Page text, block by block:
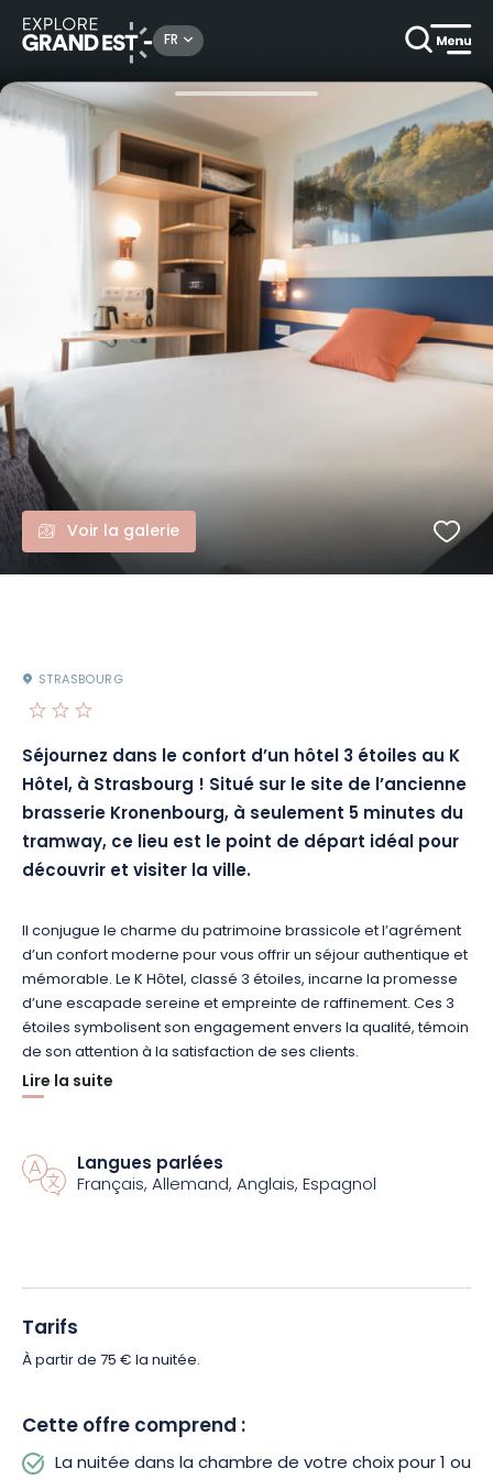
FR
Hôtels Nuitée au K Hôtel à Strasbourg
Voir la galerie
STRASBOURG
Séjournez dans le confort d’un hôtel 3 étoiles au K
Hôtel, à Strasbourg ! Situé sur le site de l’ancienne
brasserie Kronenbourg, à seulement 5 minutes du
tramway, ce lieu est le point de départ idéal pour
découvrir et visiter la ville.
Il conjugue le charme du patrimoine brassicole et l’agrément
d’un confort moderne pour vous offrir un séjour authentique et
mémorable. Le K Hôtel, classé 3 étoiles, incarne la promesse
d’une escapade sereine et empreinte de raffinement. Ces 3
étoiles symbolisent son engagement envers la qualité, témoin
de son attention à la satisfaction de ses clients.
les chambres sont insonorisées et 4 d’entre elles sont
spécialement conçues pour accueillir des personnes à
à l’ensemble.
mérités après une journée de visites. Un coffre-fort vous
permet de sécuriser vos tablette, téléphone, ainsi que
Lire la suite
Langues parlées
Français, Allemand, Anglais, Espagnol
Tarifs
À partir de 75 € la nuitée.
Cette offre comprend :
La nuitée dans la chambre de votre choix pour 1 ou